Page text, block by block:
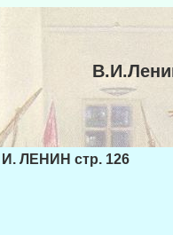
И. ЛЕНИН стр. 126